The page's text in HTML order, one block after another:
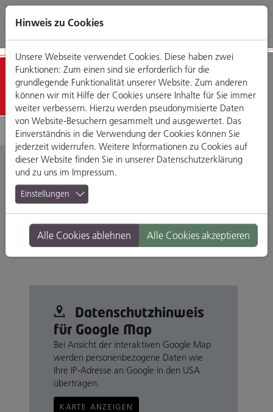
Direkt
zum
Zum
Hauptmenü
Zum
Footermenü
Zur
Website-
Detailansicht
T-RECS
Malergasse 13, 93047 Regensburg
Branche: Musik
Standort: Altstadt
Datenschutz­hinweis
für Google Map
Bei Ansicht der interaktiven Google Map
werden personenbezogene Daten wie
Ihre IP-Adresse an Google in den USA
übertragen.
KARTE ANZEIGEN
Hinweis zu Cookies
Unsere Webseite verwendet Cookies. Diese haben zwei
Funktionen: Zum einen sind sie erforderlich für die
grundlegende Funktionalität unserer Website. Zum anderen
können wir mit Hilfe der Cookies unsere Inhalte für Sie immer
weiter verbessern. Hierzu werden pseudonymisierte Daten
von Website-Besuchern gesammelt und ausgewertet. Das
Einverständnis in die Verwendung der Cookies können Sie
jederzeit widerrufen. Weitere Informationen zu Cookies auf
dieser Website finden Sie in unserer Datenschutzerklärung
und zu uns im Impressum.
Einstellungen
Alle Cookies ablehnen Alle Cookies akzeptieren